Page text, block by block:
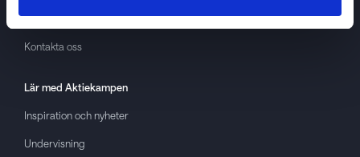
GDPR
Kontakta oss
Lär med Aktiekampen
Inspiration och nyheter
Undervisning